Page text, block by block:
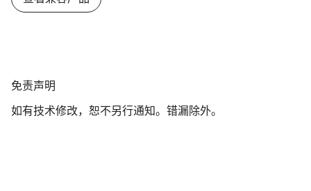
免
声
免责声明
如有技术修改，恕不另行通知。错漏除外。